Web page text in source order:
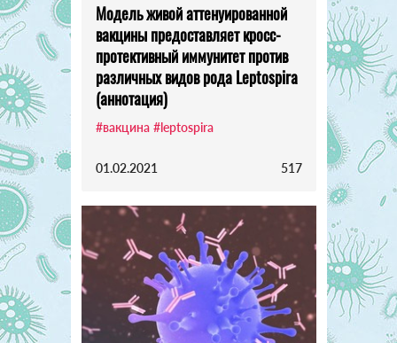
Модель живой аттенуированной
вакцины предоставляет кросс-
протективный иммунитет против
различных видов рода Leptospira
(аннотация)
#вакцина #leptospira
01.02.2021 517